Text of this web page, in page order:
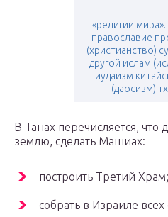
«религии
православие
(христианство)
другой ислам
иудаизм
(даосизм)
В Танах перечисляется,
землю, сделать Машиах:
построить Третий Храм;
собрать в Израиле